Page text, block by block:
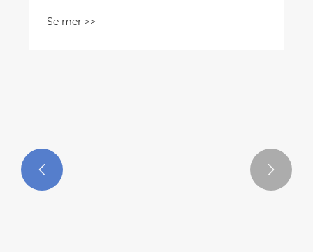
"Magnetisk presisjon, kvalitetssikring" -
Avduking av arbeidsprinsippet for
magnetiske skillere
 